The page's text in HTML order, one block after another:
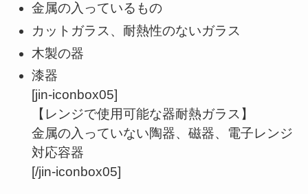
金属の入っているもの
カットガラス、耐熱性のないガラス
木製の器
漆器
[jin-iconbox05]
【レンジで使用可能な器耐熱ガラス】
金属の入っていない陶器、磁器、電子レンジ
対応容器
[/jin-iconbox05]